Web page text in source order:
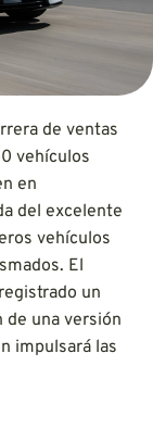
de ventas
vehículos
en
del excelente
vehículos
El
un
de una versión
impulsará las